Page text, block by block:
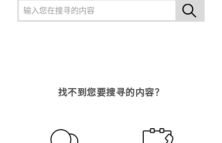
找不到您要搜寻的内容？